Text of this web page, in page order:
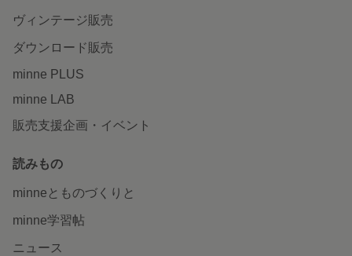
ヴィンテージ販売
ダウンロード販売
minne PLUS
minne LAB
販売支援企画・イベント
読みもの
minneとものづくりと
minne学習帖
ニュース